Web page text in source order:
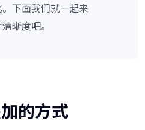
下面我们就一起来
晰度吧。
的方式